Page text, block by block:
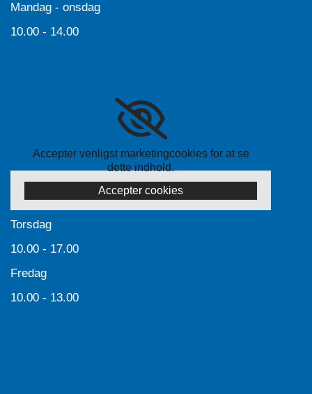
Mandag - onsdag
10.00 - 14.00
Accepter venligst marketingcookies for at se
dette indhold.
Accepter cookies
Torsdag
10.00 - 17.00
Fredag
10.00 - 13.00